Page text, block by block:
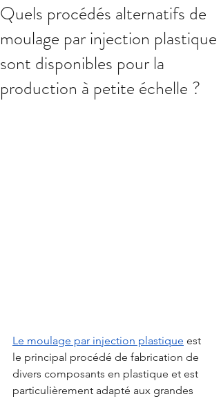
Quels procédés alternatifs de
moulage par injection plastique
sont disponibles pour la
production à petite échelle ?
Le moulage par injection plastique est
le principal procédé de fabrication de
divers composants en plastique et est
particulièrement adapté aux grandes